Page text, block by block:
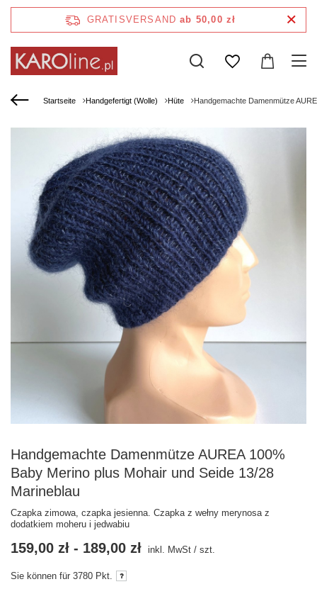
GRATISVERSAND ab 50,00 zł
Startseite Handgefertigt (Wolle) Hüte Handgemachte Damenmütze
Handgemachte Damenmütze AUREA 100%
Baby Merino plus Mohair und Seide 13/28
Marineblau
Czapka zimowa, czapka jesienna. Czapka z wełny merynosa z
dodatkiem moheru i jedwabiu
159,00 zł - 189,00 zł inkl. MwSt / szt.
Sie können für 3780 Pkt.